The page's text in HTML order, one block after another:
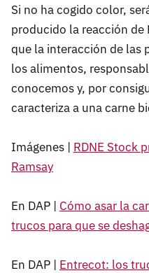
Si no ha cogido color,
producido la reacción de
que la interacción de las
los alimentos,
conocemos y, por
caracteriza a una carne
Imágenes | RDNE Stock
Ramsay
En DAP | Cómo asar la
trucos para que se
En DAP | Entrecot: los